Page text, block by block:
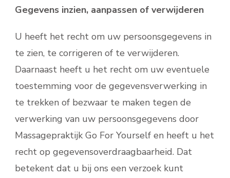
Gegevens inzien, aanpassen of verwijderen
U heeft het recht om uw persoonsgegevens in
te zien, te corrigeren of te verwijderen.
Daarnaast heeft u het recht om uw eventuele
toestemming voor de gegevensverwerking in
te trekken of bezwaar te maken tegen de
verwerking van uw persoonsgegevens door
Massagepraktijk Go For Yourself en heeft u het
recht op gegevensoverdraagbaarheid. Dat
betekent dat u bij ons een verzoek kunt